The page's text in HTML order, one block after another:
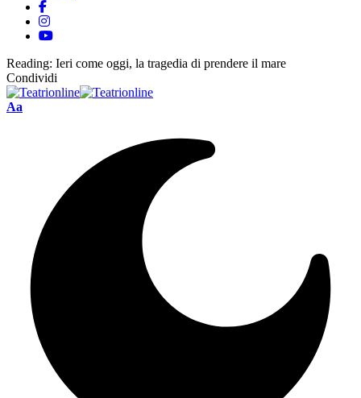
Reading: Ieri come oggi, la tragedia di prendere il mare
Condividi
Font
Aa